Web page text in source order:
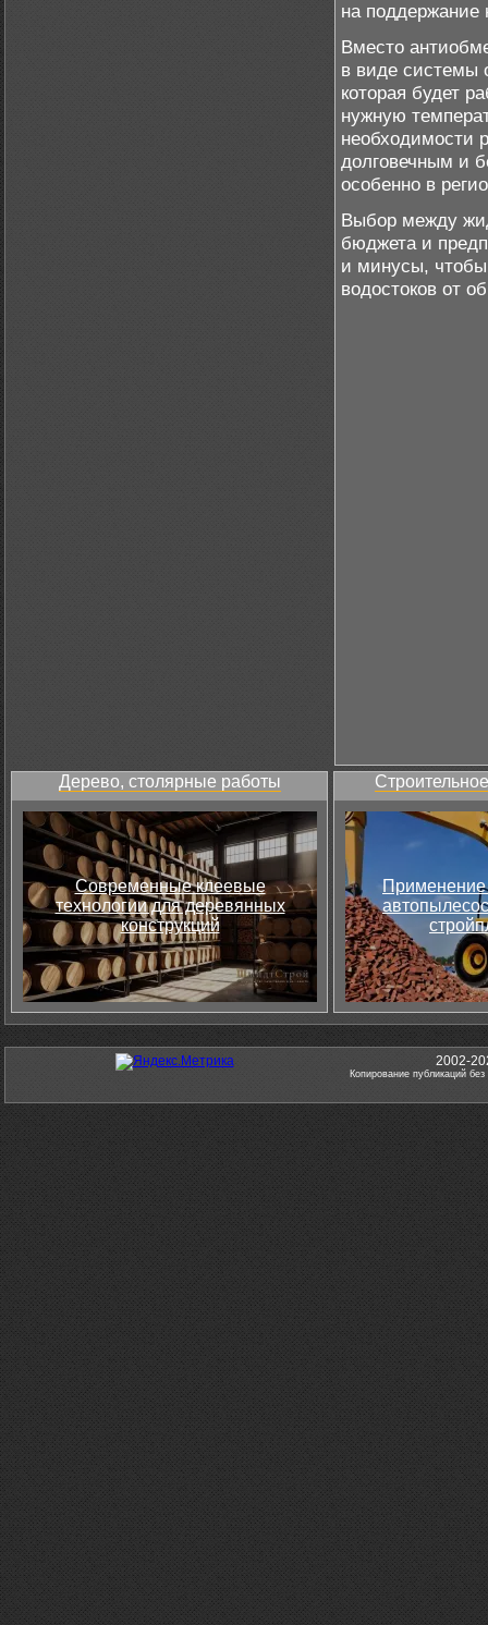
на поддержание
Вместо
в виде системы
которая будет
нужную
необходимости
долговечным и
особенно в
Выбор между
бюджета и
и минусы,
водостоков от
Дерево, столярные работы
Современные клеевые
технологии для деревянных
конструкций
Применение
2002-
Копирование публикаций